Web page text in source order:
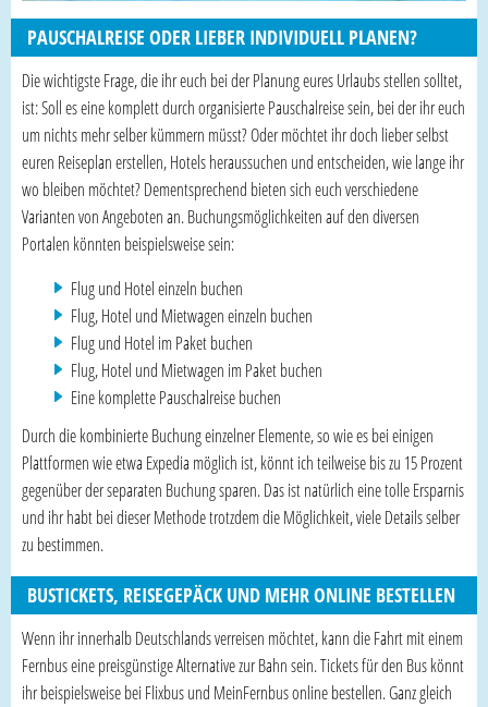
PAUSCHALREISE ODER LIEBER INDIVIDUELL PLANEN?
Die wichtigste Frage, die ihr euch bei der Planung eures Urlaubs stellen solltet,
ist: Soll es eine komplett durch organisierte Pauschalreise sein, bei der ihr euch
um nichts mehr selber kümmern müsst? Oder möchtet ihr doch lieber selbst
euren Reiseplan erstellen, Hotels heraussuchen und entscheiden, wie lange ihr
wo bleiben möchtet? Dementsprechend bieten sich euch verschiedene
Varianten von Angeboten an. Buchungsmöglichkeiten auf den diversen
Portalen könnten beispielsweise sein:
Flug und Hotel einzeln buchen
Flug, Hotel und Mietwagen einzeln buchen
Flug und Hotel im Paket buchen
Flug, Hotel und Mietwagen im Paket buchen
Eine komplette Pauschalreise buchen
Durch die kombinierte Buchung einzelner Elemente, so wie es bei einigen
Plattformen wie etwa Expedia möglich ist, könnt ich teilweise bis zu 15 Prozent
gegenüber der separaten Buchung sparen. Das ist natürlich eine tolle Ersparnis
und ihr habt bei dieser Methode trotzdem die Möglichkeit, viele Details selber
zu bestimmen.
BUSTICKETS, REISEGEPÄCK UND MEHR ONLINE BESTELLEN
Wenn ihr innerhalb Deutschlands verreisen möchtet, kann die Fahrt mit einem
Fernbus eine preisgünstige Alternative zur Bahn sein. Tickets für den Bus könnt
ihr beispielsweise bei Flixbus und MeinFernbus online bestellen. Ganz gleich